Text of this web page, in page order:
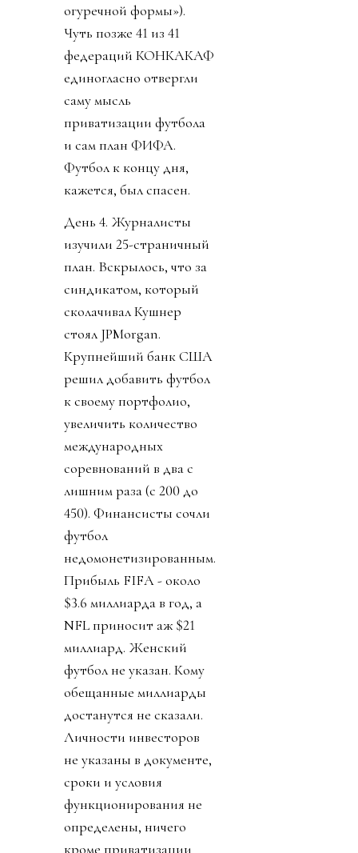
огуречной формы»).
Чуть позже 41 из 41
федераций КОНКАКАФ
единогласно отвергли
саму мысль
приватизации футбола
и сам план ФИФА.
Футбол к концу дня,
кажется, был спасен.
День 4. Журналисты
изучили 25-страничный
план. Вскрылось, что за
синдикатом, который
сколачивал Кушнер
стоял JPMorgan.
Крупнейший банк США
решил добавить футбол
к своему портфолио,
увеличить количество
международных
соревнований в два с
лишним раза (с 200 до
450). Финансисты сочли
футбол
недомонетизированным.
Прибыль FIFA - около
$3.6 миллиарда в год, а
NFL приносит аж $21
миллиард. Женский
футбол не указан. Кому
обещанные миллиарды
достанутся не сказали.
Личности инвесторов
не указаны в документе,
сроки и условия
функционирования не
определены, ничего
кроме приватизации